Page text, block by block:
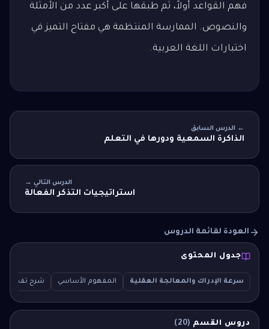
فهم القواعد أولاً، ثم طبقها على أكبر عدد من الأمثلة
والنصوص. الممارسة المنتظمة هي مفتاح التميز في
اختبارات اللغة العربية.
← الدرس السابق
الذاكرة السمعية ودورها في التعلم
الدرس التالي →
استراتيجيات التذكر الفعالة
العودة لقائمة الدروس
جدول المحتوى
سرعة الإدراك والمعالجة العقلية المفهوم الأساسي شرح تفصيلي
دروس القسم (
20
)